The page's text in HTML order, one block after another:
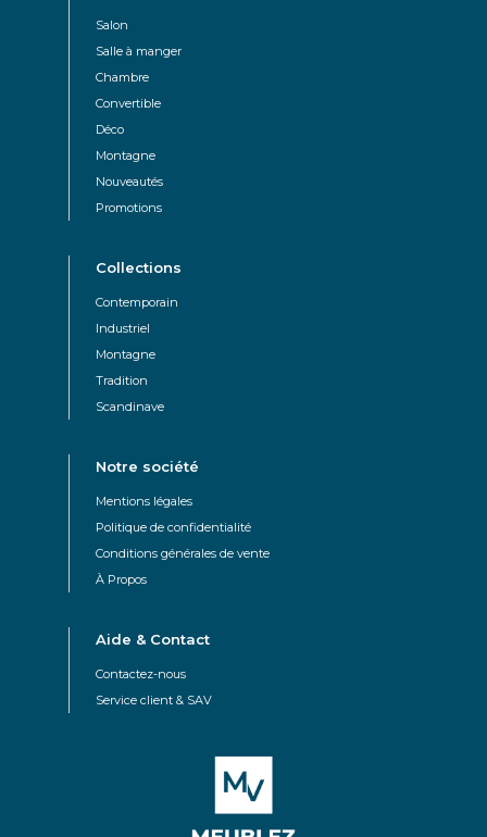
Salon
Salle à manger
Chambre
Convertible
Déco
Montagne
Nouveautés
Promotions
Collections
Contemporain
Industriel
Montagne
Tradition
Scandinave
Notre société
Mentions légales
Politique de confidentialité
Conditions générales de vente
À Propos
Aide & Contact
Contactez-nous
Service client & SAV